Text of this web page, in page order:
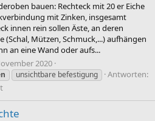
bauen: Rechteck mit 20 er Eiche
mit Zinken, insgesamt
innen rein sollen Äste, an deren
Mützen, Schmuck,...) aufhängen
an eine Wand oder aufs...
2020
unsichtbare befestigung
Antworten: